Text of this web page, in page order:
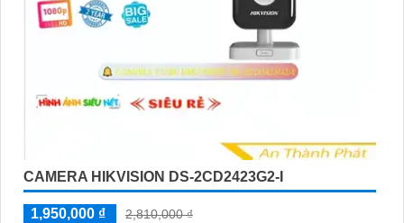
CAMERA HIKVISION DS-2CD2423G2-I
1,950,000 ₫
2,810,000 ₫